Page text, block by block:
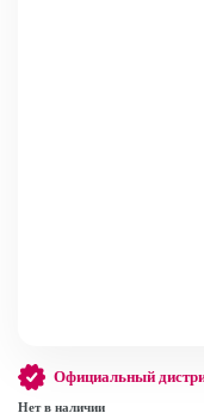
Официальный
Нет в наличии